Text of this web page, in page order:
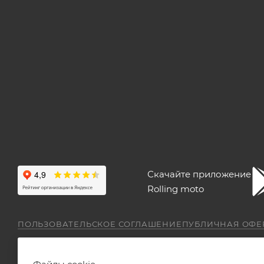
Скачайте приложение
Rolling moto
ПОЛЬЗОВАТЕЛЬСКОЕ СОГЛАШЕНИЕПУБЛИЧНАЯ